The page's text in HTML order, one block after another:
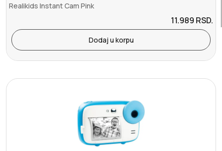
Realikids Instant Cam Pink
11.989 RSD.
Dodaj u korpu